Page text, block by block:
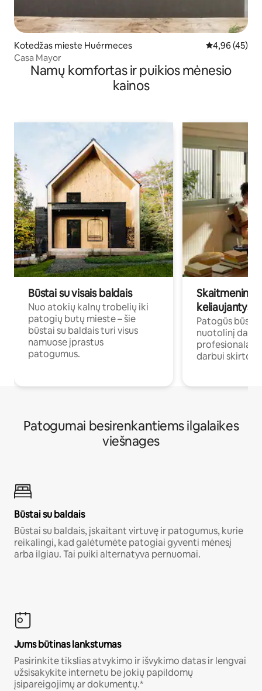
Kotedžas mieste Huérmeces Vidutinis
4,96 (45)
Casa Mayor
Namų komfortas ir puikios mėnesio
kainos
Būstai su visais baldais
Nuo atokių kalnų trobelių iki
patogių butų mieste – šie
būstai su baldais turi visus
namuose įprastus
patogumus.
keliaujantys
Patogūs
nuotolinį
darbui
Patogumai besirenkantiems ilgalaikes
viešnages
Būstai su baldais
Būstai su baldais, įskaitant virtuvę ir patogumus, kurie
reikalingi, kad galėtumėte patogiai gyventi mėnesį
arba ilgiau. Tai puiki alternatyva pernuomai.
Jums būtinas lankstumas
Pasirinkite tikslias atvykimo ir išvykimo datas ir lengvai
užsisakykite internetu be jokių papildomų
įsipareigojimų ar dokumentų.*